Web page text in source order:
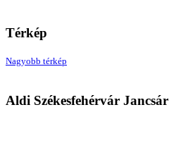
Térkép
Nagyobb térkép
Aldi Székesfehérvár